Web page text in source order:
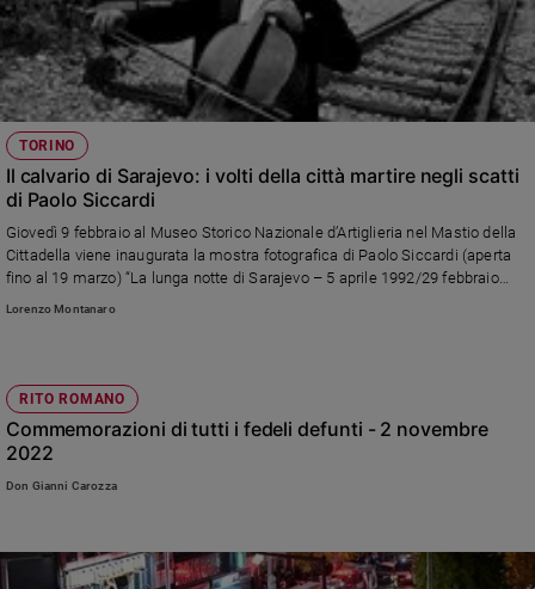
TORINO
Il calvario di Sarajevo: i volti della città martire negli scatti
di Paolo Siccardi
Giovedì 9 febbraio al Museo Storico Nazionale d’Artiglieria nel Mastio della
Cittadella viene inaugurata la mostra fotografica di Paolo Siccardi (aperta
fino al 19 marzo) “La lunga notte di Sarajevo – 5 aprile 1992/29 febbraio
1996”
Lorenzo Montanaro
RITO ROMANO
Commemorazioni di tutti i fedeli defunti - 2 novembre
2022
Don Gianni Carozza